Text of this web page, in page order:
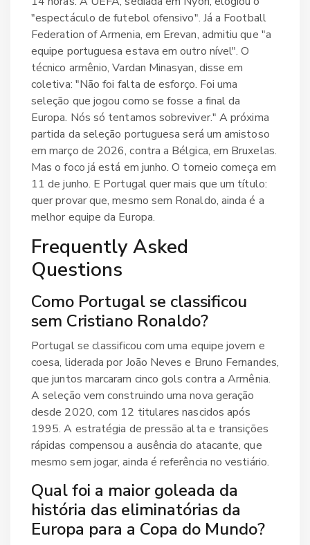
"espectáculo de futebol ofensivo". Já a Football
Federation of Armenia, em Erevan, admitiu que "a
equipe portuguesa estava em outro nível". O
técnico armênio, Vardan Minasyan, disse em
coletiva: "Não foi falta de esforço. Foi uma
seleção que jogou como se fosse a final da
Europa. Nós só tentamos sobreviver." A próxima
partida da seleção portuguesa será um amistoso
em março de 2026, contra a Bélgica, em Bruxelas.
Mas o foco já está em junho. O torneio começa em
11 de junho. E Portugal quer mais que um título:
quer provar que, mesmo sem Ronaldo, ainda é a
melhor equipe da Europa.
Frequently Asked
Questions
Como Portugal se classificou
sem Cristiano Ronaldo?
Portugal se classificou com uma equipe jovem e
coesa, liderada por João Neves e Bruno Fernandes,
que juntos marcaram cinco gols contra a Armênia.
A seleção vem construindo uma nova geração
desde 2020, com 12 titulares nascidos após
1995. A estratégia de pressão alta e transições
rápidas compensou a ausência do atacante, que
mesmo sem jogar, ainda é referência no vestiário.
Qual foi a maior goleada da
história das eliminatórias da
Europa para a Copa do Mundo?